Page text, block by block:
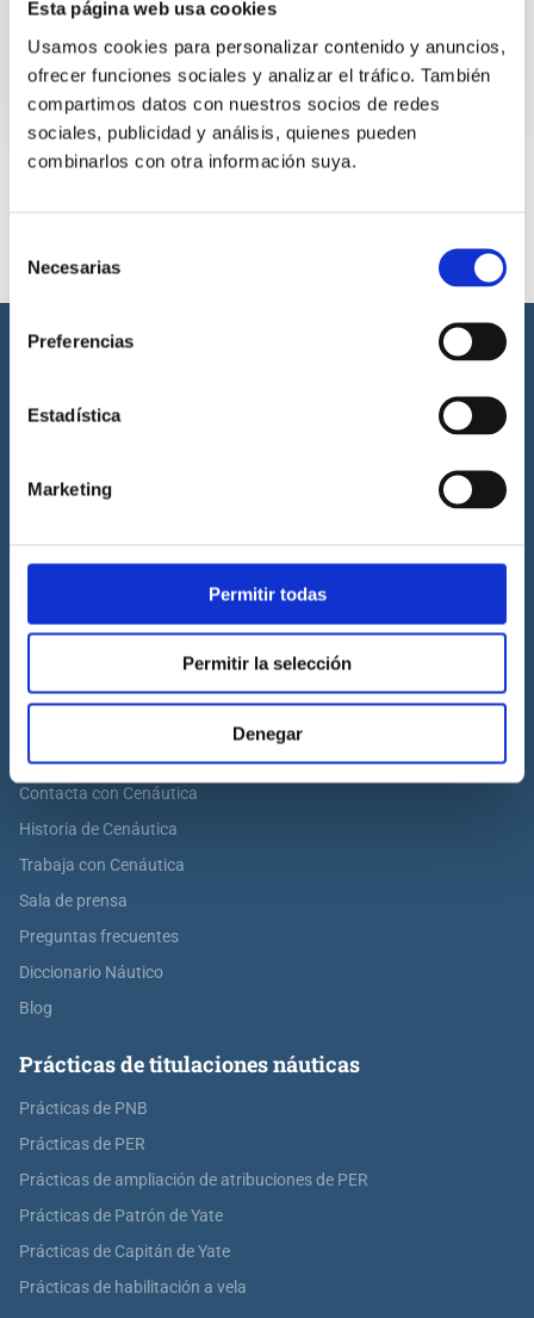
Esta página web usa cookies
Usamos cookies para personalizar contenido y anuncios,
ofrecer funciones sociales y analizar el tráfico. También
compartimos datos con nuestros socios de redes
sociales, publicidad y análisis, quienes pueden
combinarlos con otra información suya.
consentimiento
Necesarias
Preferencias
Estadística
Marketing
Permitir todas
Permitir la selección
Denegar
900 €por persona
Cenáutica es la escuela náutica lider en España. Está homologada
por la Dirección General de la Marina Mercante, la Generalitat
Escuela náutica virtual
Contacta con Cenáutica
Historia de Cenáutica
Trabaja con Cenáutica
Sala de prensa
Preguntas frecuentes
Diccionario Náutico
Blog
Prácticas de titulaciones náuticas
Prácticas de PNB
Prácticas de PER
Prácticas de ampliación de atribuciones de PER
Prácticas de Patrón de Yate
Prácticas de Capitán de Yate
Prácticas de habilitación a vela